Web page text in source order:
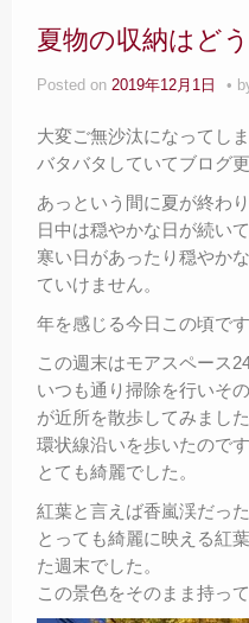
夏物の収納はど
Posted on 2019年12月1日
大変ご無沙汰になってしま
バタバタしていてブログ
あっという間に夏が終わ
日中は穏やかな日が続いて
寒い日があったり穏やか
ていけません。
年を感じる今日この頃です
この週末はモアスペース
いつも通り掃除を行いそ
が近所を散歩してみました
環状線沿いを歩いたので
とても綺麗でした。
紅葉と言えば香嵐渓だっ
とっても綺麗に映える紅
た週末でした。
この景色をそのまま持っ